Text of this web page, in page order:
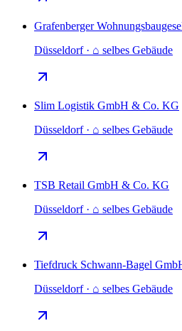
Grafenberger
Düsseldorf · ⌂ selbes Gebäude
Slim Logistik GmbH & Co. KG
Düsseldorf · ⌂ selbes Gebäude
TSB Retail GmbH & Co. KG
Düsseldorf · ⌂ selbes Gebäude
Tiefdruck Schwann-Bagel
Düsseldorf · ⌂ selbes Gebäude